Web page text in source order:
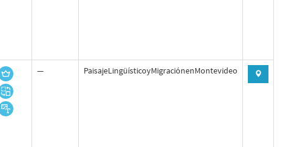
— PaisajeLingüísticoyMigraciónenMontevideo